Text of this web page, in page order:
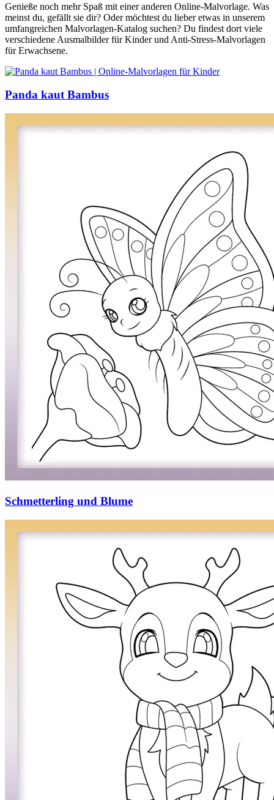
Genieße noch mehr Spaß mit einer anderen Online-Malvorlage. Was
meinst du, gefällt sie dir? Oder möchtest du lieber etwas in unserem
umfangreichen Malvorlagen-Katalog suchen? Du findest dort viele
verschiedene Ausmalbilder für Kinder und Anti-Stress-Malvorlagen
für Erwachsene.
Panda kaut Bambus
Schmetterling und Blume